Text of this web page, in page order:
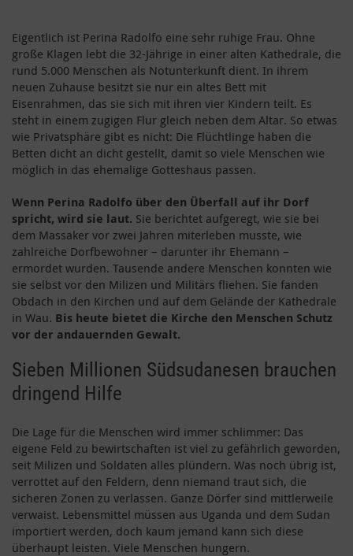
Eigentlich ist Perina Radolfo eine sehr ruhige Frau. Ohne
große Klagen lebt die 32-Jährige in einer alten Kathedrale, die
rund 5.000 Menschen als Notunterkunft dient. In ihrem
neuen Zuhause besitzt sie nur ein altes Bett mit
Eisenrahmen, das sie sich mit ihren vier Kindern teilt. Es
steht in einem zugigen Flur gleich neben dem Altar. So etwas
wie Privatsphäre gibt es nicht: Die Flüchtlinge haben die
Betten dicht an dicht gestellt, damit so viele Menschen wie
möglich in das ehemalige Gotteshaus passen.
Wenn Perina Radolfo über den Überfall auf ihr Dorf
spricht, wird sie laut. Sie berichtet aufgeregt, wie sie bei
dem Massaker vor zwei Jahren miterleben musste, wie
zahlreiche Dorfbewohner – darunter ihr Ehemann –
ermordet wurden. Tausende andere Menschen konnten wie
sie selbst vor den Milizen und Militärs fliehen. Sie fanden
Obdach in den Kirchen und auf dem Gelände der Kathedrale
in Wau. Bis heute bietet die Kirche den Menschen Schutz
vor der andauernden Gewalt.
Sieben Millionen Südsudanesen brauchen
dringend Hilfe
Die Lage für die Menschen wird immer schlimmer: Das
eigene Feld zu bewirtschaften ist viel zu gefährlich geworden,
seit Milizen und Soldaten alles plündern. Was noch übrig ist,
verrottet auf den Feldern, denn niemand traut sich, die
sicheren Zonen zu verlassen. Ganze Dörfer sind mittlerweile
verwaist. Lebensmittel müssen aus Uganda und dem Sudan
importiert werden, doch kaum jemand kann sich diese
überhaupt leisten. Viele Menschen hungern.